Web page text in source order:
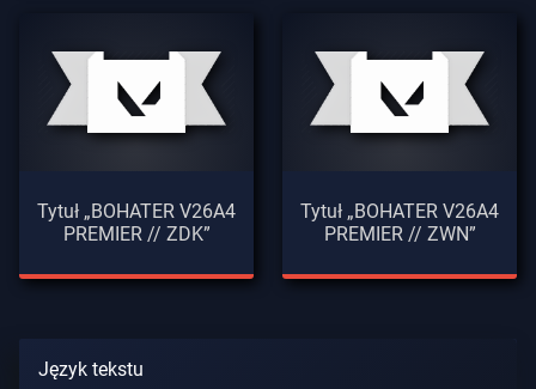
Tytuł „BOHATER V26A4
PREMIER // ZDK”
Tytuł „BOHATER V26A4
PREMIER // ZWN”
Język tekstu